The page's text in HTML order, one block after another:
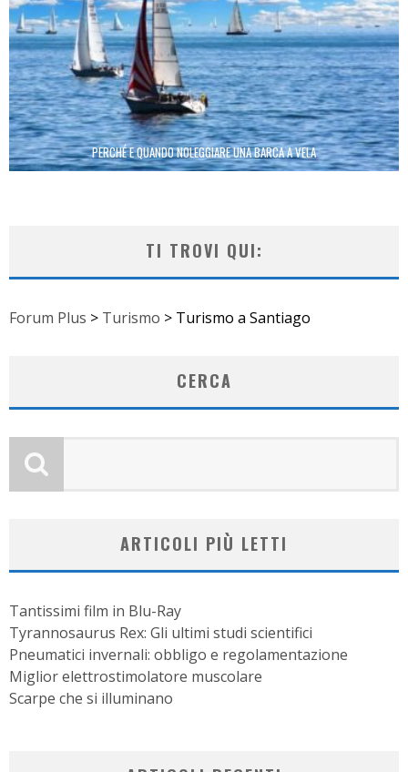
PERCHÉ E QUANDO NOLEGGIARE UNA BARCA A VELA
TI TROVI QUI:
Forum Plus > Turismo > Turismo a Santiago
CERCA
ARTICOLI PIÙ LETTI
Tantissimi film in Blu-Ray
Tyrannosaurus Rex: Gli ultimi studi scientifici
Pneumatici invernali: obbligo e regolamentazione
Miglior elettrostimolatore muscolare
Scarpe che si illuminano